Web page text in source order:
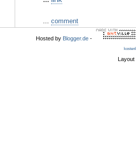
... comment
Hosted by Blogger.de -